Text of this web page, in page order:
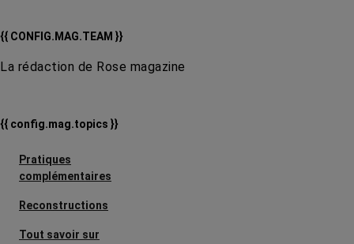
{{ CONFIG.MAG.TEAM }}
La rédaction de Rose magazine
{{ config.mag.topics }}
Pratiques
complémentaires
Reconstructions
Tout savoir sur